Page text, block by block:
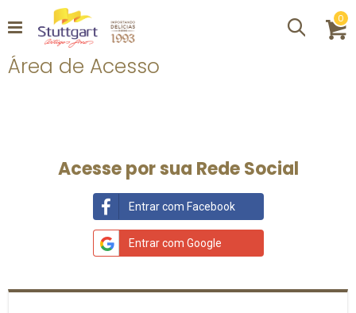
Procurar
0
Área de Acesso
Acesse por sua Rede Social
Entrar com Facebook
Entrar com Google